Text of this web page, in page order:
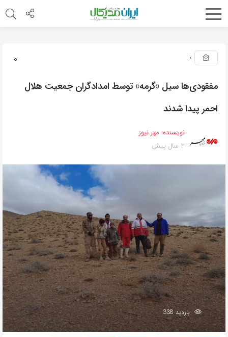
0
مفقودی‌ها سیل «گرمه» توسط امدادگران جمعیت هلال
احمر پیدا شدند
نویسنده: مهر نیوز
2 سال پیش
بازدید 338